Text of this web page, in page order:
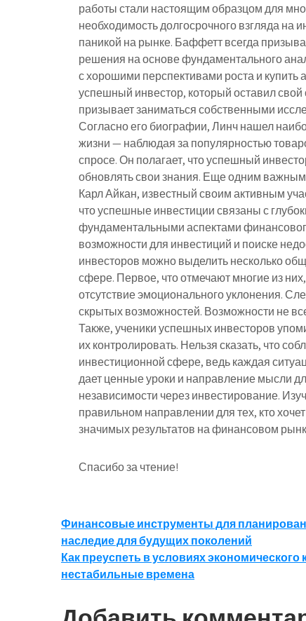
работы стали настоящим образцом для
необходимость долгосрочного взгляда на
паникой на рынке. Баффетт всегда
решения на основе фундаментального
с хорошими перспективами роста и купить
успешный инвестор, который оставил
призывает заниматься собственными
Согласно его биографии, Линч нашел
жизни — наблюдая за популярностью
спросе. Он полагает, что успешный
обновлять свои знания. Еще одним
Карл Айкан, известный своим активным
что успешные инвестиции связаны с
фундаментальными аспектами
возможности для инвестиций и поиске
инвесторов можно выделить несколько
сфере. Первое, что отмечают многие из
отсутствие эмоционального уклонения.
скрытых возможностей. Возможности не
Также, ученики успешных инвесторов
их контролировать. Нельзя сказать, что
инвестиционной сфере, ведь каждая
дает ценные уроки и направление мысли
независимости через инвестирование.
правильном направлении для тех, кто
значимых результатов на финансовом
Спасибо за чтение!
Навигация
по
записям
Финансовые инструменты для
наследие для будущих поколений
Как преуспеть в условиях
нестабильные времена